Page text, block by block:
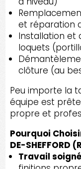
et réparation
Installation et
loquets
clôture (au
Peu importe la
équipe est
propre et
Pourquoi
DE-SHEFFORD
Travail